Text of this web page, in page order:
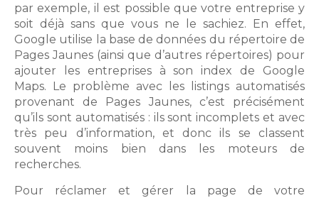
par exemple, il est possible que votre entreprise y
soit déjà sans que vous ne le sachiez. En effet,
Google utilise la base de données du répertoire de
Pages Jaunes (ainsi que d’autres répertoires) pour
ajouter les entreprises à son index de Google
Maps. Le problème avec les listings automatisés
provenant de Pages Jaunes, c’est précisément
qu’ils sont automatisés : ils sont incomplets et avec
très peu d’information, et donc ils se classent
souvent moins bien dans les moteurs de
recherches.
Pour réclamer et gérer la page de votre